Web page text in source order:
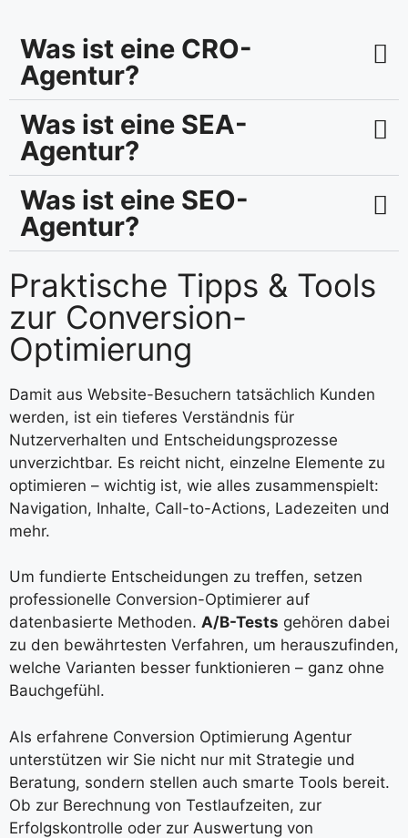
Was ist eine CRO-
Agentur?
Was ist eine SEA-
Agentur?
Was ist eine SEO-
Agentur?
Praktische Tipps & Tools
zur Conversion-
Optimierung
Damit aus Website-Besuchern tatsächlich Kunden
werden, ist ein tieferes Verständnis für
Nutzerverhalten und Entscheidungsprozesse
unverzichtbar. Es reicht nicht, einzelne Elemente zu
optimieren – wichtig ist, wie alles zusammenspielt:
Navigation, Inhalte, Call-to-Actions, Ladezeiten und
mehr.
Um fundierte Entscheidungen zu treffen, setzen
professionelle Conversion-Optimierer auf
datenbasierte Methoden. A/B-Tests gehören dabei
zu den bewährtesten Verfahren, um herauszufinden,
welche Varianten besser funktionieren – ganz ohne
Bauchgefühl.
Als erfahrene Conversion Optimierung Agentur
unterstützen wir Sie nicht nur mit Strategie und
Beratung, sondern stellen auch smarte Tools bereit.
Ob zur Berechnung von Testlaufzeiten, zur
Erfolgskontrolle oder zur Auswertung von